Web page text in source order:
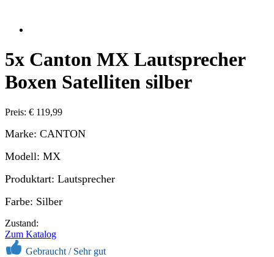
5x Canton MX Lautsprecher
Boxen Satelliten silber
Preis: € 119,99
Marke: CANTON
Modell: MX
Produktart: Lautsprecher
Farbe: Silber
Zustand:
Zum Katalog
Gebraucht / Sehr gut